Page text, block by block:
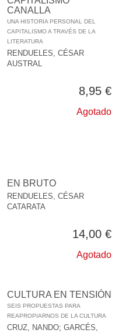
CANALLA
UNA HISTORIA PERSONAL DEL
CAPITALISMO A TRAVÉS DE LA
LITERATURA
RENDUELES, CÉSAR
AUSTRAL
8,95 €
Agotado
EN BRUTO
RENDUELES, CÉSAR
CATARATA
14,00 €
Agotado
CULTURA EN TENSIÓN
SEIS PROPUESTAS PARA
REAPROPIARNOS DE LA CULTURA
CRUZ, NANDO; GARCÉS,